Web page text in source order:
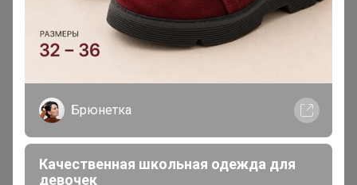
1
Реклама
Брюнетка
Качественная школьная одежда для
девочек